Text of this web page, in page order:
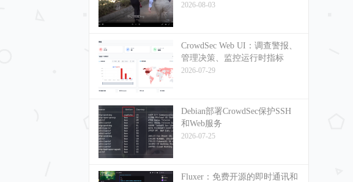
2026-08-03
CrowdSec Web UI：调查警报、
管理决策、监控运行时指标
2026-07-29
Debian部署CrowdSec保护SSH
和Web服务
2026-07-25
Fluxer：免费开源的即时通讯和